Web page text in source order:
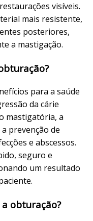
visíveis.
mais resistente,
posteriores,
a mastigação.
para a saúde
da cárie
mastigatória, a
prevenção de
e abscessos.
seguro e
um resultado
obturação?